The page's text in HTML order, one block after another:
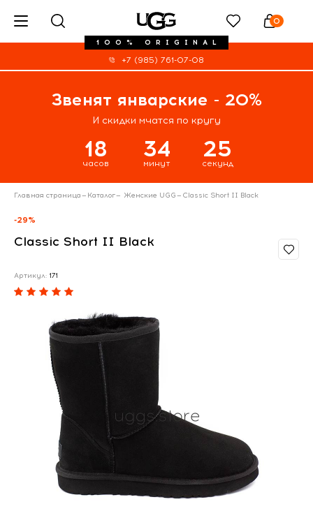
100% ORIGINAL
0
+7 (985) 761-07-08
Звенят январские - 20%
И скидки мчатся по кругу
18
часов
34
минут
24
секунд
Главная страница— Каталог— Женские UGG— Classic Short II Black
-29%
Classic Short II Black
Артикул: 171